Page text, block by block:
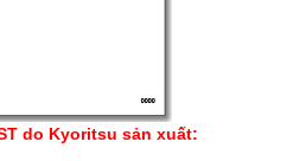
do Kyoritsu sản xuất: